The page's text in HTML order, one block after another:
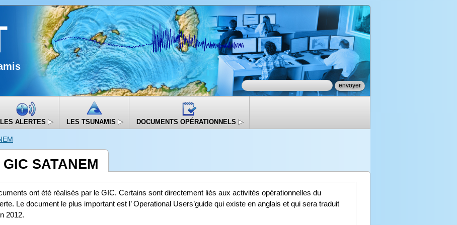
Formulaire de recherche
recherche sur le site
LES ALERTES LES TSUNAMIS DOCUMENTS OPÉRATIONNELS
SATANEM
ont été réalisés par le GIC. Certains sont directement liés aux activités opérationnelles du
Le document le plus important est l’ Operational Users’guide qui existe en anglais et qui sera traduit
2012.